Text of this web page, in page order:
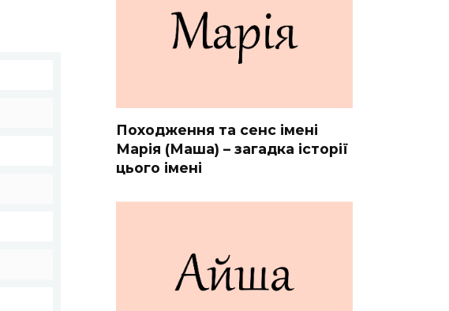
Походження та сенс імені
Марія (Маша) – загадка історії
цього імені